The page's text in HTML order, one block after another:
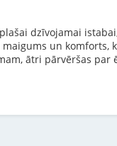
dzīvojamai
un komforts,
ātri pārvēršas par